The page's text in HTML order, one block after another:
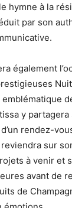
hymne à la
par son
également
y
rendez-
sur
à venir et
avant de
de